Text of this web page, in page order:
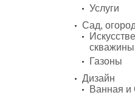
Услуги
Сад,
скважины
Газоны
Дизайн
Ванная и